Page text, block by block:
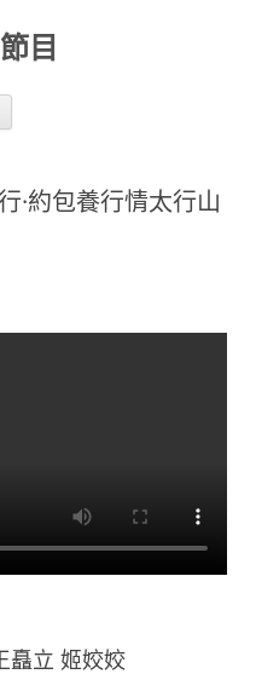
目
·約包養行情太行山
立 姬姣姣